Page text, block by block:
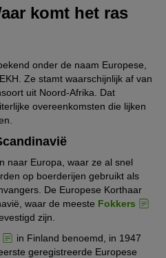
komt het ras
onder de naam Europese,
Ze stamt waarschijnlijk af van
uit Noord-Afrika. Dat
overeenkomsten die lijken
naar Europa, waar ze al snel
op boerderijen gebruikt als
De Europese Korthaar
waar de meeste Fokkers
zijn.
in Finland benoemd, in 1947
geregistreerde Europese